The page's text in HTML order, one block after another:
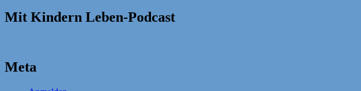
Mit Kindern Leben-Podcast
Meta